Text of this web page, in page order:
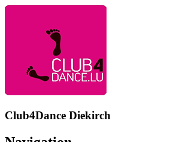
Club4Dance Diekirch